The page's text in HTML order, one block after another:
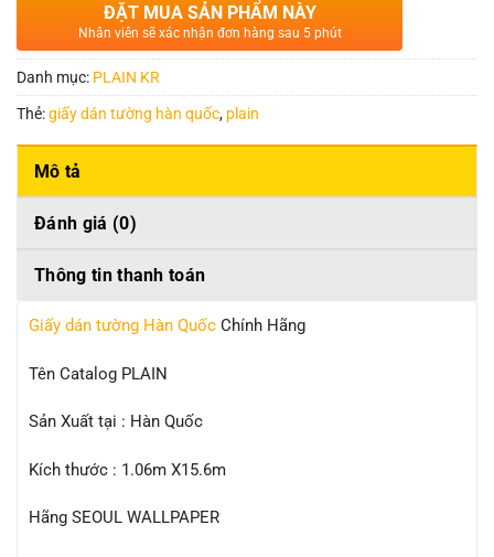
ĐẶT MUA SẢN PHẨM NÀY
Nhân viên sẽ xác nhận đơn hàng sau 5 phút
Danh mục: PLAIN KR
Thẻ:giấy dán tường hàn quốc, plain
Mô tả
Đánh giá (0)
Thông tin thanh toán
Giấy dán tường Hàn Quốc Chính Hãng
Tên Catalog PLAIN
Sản Xuất tại : Hàn Quốc
Kích thước : 1.06m X15.6m
Hãng SEOUL WALLPAPER